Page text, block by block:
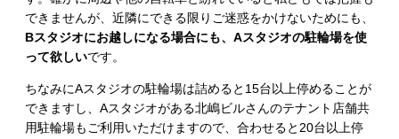
できませんが、近隣にできる限りご迷惑をかけないためにも、
Bスタジオにお越しになる場合にも、Aスタジオの駐輪場を使
って欲しいです。
ちなみにAスタジオの駐輪場は詰めると15台以上停めることが
できますし、Aスタジオがある北嶋ビルさんのテナント店舗共
用駐輪場もご利用いただけますので、合わせると20台以上停